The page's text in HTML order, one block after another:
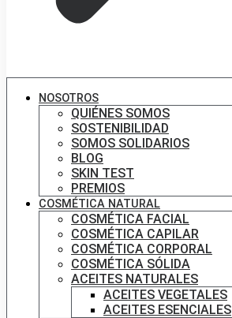
NOSOTROS
QUIÉNES SOMOS
SOSTENIBILIDAD
SOMOS SOLIDARIOS
BLOG
SKIN TEST
PREMIOS
COSMÉTICA NATURAL
COSMÉTICA FACIAL
COSMÉTICA CAPILAR
COSMÉTICA CORPORAL
COSMÉTICA SÓLIDA
ACEITES NATURALES
ACEITES VEGETALES
ACEITES ESENCIALES